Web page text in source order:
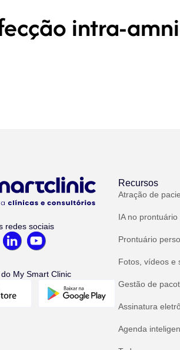
intra-
redes sociais
My Smart Clinic
Recursos
Atração de
IA no prontuário
Prontuário
Fotos, vídeos e
Gestão de
Assinatura
Agenda